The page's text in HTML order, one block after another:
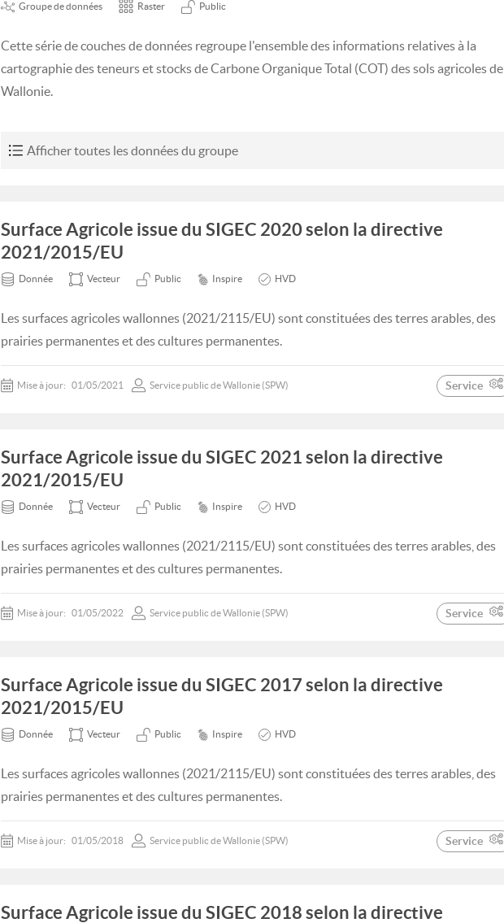
Groupe de données Raster Public
Cette série de couches de données regroupe l'ensemble des informations relatives à la
cartographie des teneurs et stocks de Carbone Organique Total (COT) des sols agricoles de
Wallonie.
Afficher toutes les données du groupe
Surface Agricole issue du SIGEC 2020 selon la directive
2021/2015/EU
Donnée Vecteur Public Inspire HVD
Les surfaces agricoles wallonnes (2021/2115/EU) sont constituées des terres arables, des
prairies permanentes et des cultures permanentes.
Mise à jour: 01/05/2021 Service public de Wallonie (SPW) Service
Surface Agricole issue du SIGEC 2021 selon la directive
2021/2015/EU
Donnée Vecteur Public Inspire HVD
Les surfaces agricoles wallonnes (2021/2115/EU) sont constituées des terres arables, des
prairies permanentes et des cultures permanentes.
Mise à jour: 01/05/2022 Service public de Wallonie (SPW) Service
Surface Agricole issue du SIGEC 2017 selon la directive
2021/2015/EU
Donnée Vecteur Public Inspire HVD
Les surfaces agricoles wallonnes (2021/2115/EU) sont constituées des terres arables, des
prairies permanentes et des cultures permanentes.
Mise à jour: 01/05/2018 Service public de Wallonie (SPW) Service
Surface Agricole issue du SIGEC 2018 selon la directive